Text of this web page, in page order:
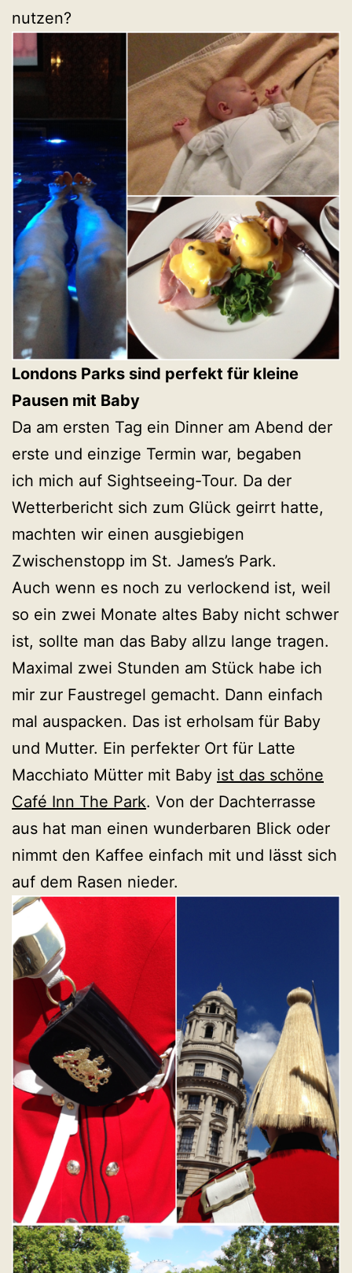
nutzen?
Londons Parks sind perfekt für kleine
Pausen mit Baby
Da am ersten Tag ein Dinner am Abend der
erste und einzige Termin war, begaben
ich mich auf Sightseeing-Tour. Da der
Wetterbericht sich zum Glück geirrt hatte,
machten wir einen ausgiebigen
Zwischenstopp im St. James’s Park.
Auch wenn es noch zu verlockend ist, weil
so ein zwei Monate altes Baby nicht schwer
ist, sollte man das Baby allzu lange tragen.
Maximal zwei Stunden am Stück habe ich
mir zur Faustregel gemacht. Dann einfach
mal auspacken. Das ist erholsam für Baby
und Mutter. Ein perfekter Ort für Latte
Macchiato Mütter mit Baby ist das schöne
Café Inn The Park. Von der Dachterrasse
aus hat man einen wunderbaren Blick oder
nimmt den Kaffee einfach mit und lässt sich
auf dem Rasen nieder.